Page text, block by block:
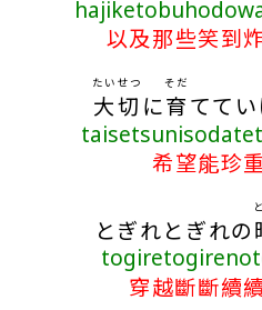
以及那些笑到
大切
たいせつ
に育
そだ
てて
希望能珍
とぎれとぎれの
穿越斷斷續